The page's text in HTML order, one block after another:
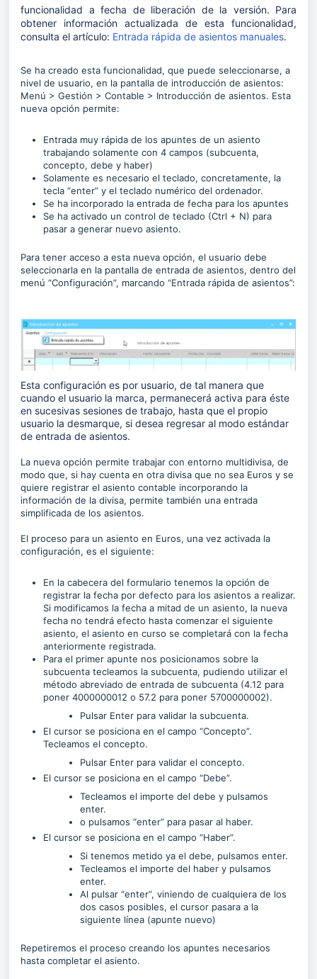
funcionalidad a fecha de liberación de la versión. Para
obtener información actualizada de esta funcionalidad,
consulta el artículo: Entrada rápida de asientos manuales.
Se ha creado esta funcionalidad, que puede seleccionarse, a
nivel de usuario, en la pantalla de introducción de asientos:
Menú > Gestión > Contable > Introducción de asientos. Esta
nueva opción permite:
Entrada muy rápida de los apuntes de un asiento
trabajando solamente con 4 campos (subcuenta,
concepto, debe y haber)
Solamente es necesario el teclado, concretamente, la
tecla “enter” y el teclado numérico del ordenador.
Se ha incorporado la entrada de fecha para los apuntes
Se ha activado un control de teclado (Ctrl + N) para
pasar a generar nuevo asiento.
Para tener acceso a esta nueva opción, el usuario debe
seleccionarla en la pantalla de entrada de asientos, dentro del
menú “Configuración”, marcando “Entrada rápida de asientos”:
Esta configuración es por usuario, de tal manera que
cuando el usuario la marca, permanecerá activa para éste
en sucesivas sesiones de trabajo, hasta que el propio
usuario la desmarque, si desea regresar al modo estándar
de entrada de asientos.
La nueva opción permite trabajar con entorno multidivisa, de
modo que, si hay cuenta en otra divisa que no sea Euros y se
quiere registrar el asiento contable incorporando la
información de la divisa, permite también una entrada
simplificada de los asientos.
El proceso para un asiento en Euros, una vez activada la
configuración, es el siguiente:
En la cabecera del formulario tenemos la opción de
registrar la fecha por defecto para los asientos a realizar.
Si modificamos la fecha a mitad de un asiento, la nueva
fecha no tendrá efecto hasta comenzar el siguiente
asiento, el asiento en curso se completará con la fecha
anteriormente registrada.
Para el primer apunte nos posicionamos sobre la
subcuenta tecleamos la subcuenta, pudiendo utilizar el
método abreviado de entrada de subcuenta (4.12 para
poner 4000000012 o 57.2 para poner 5700000002).
Pulsar Enter para validar la subcuenta.
El cursor se posiciona en el campo “Concepto”.
Tecleamos el concepto.
Pulsar Enter para validar el concepto.
El cursor se posiciona en el campo “Debe”.
Tecleamos el importe del debe y pulsamos
enter.
o pulsamos “enter” para pasar al haber.
El cursor se posiciona en el campo “Haber”.
Si tenemos metido ya el debe, pulsamos enter.
Tecleamos el importe del haber y pulsamos
enter.
Al pulsar “enter”, viniendo de cualquiera de los
dos casos posibles, el cursor pasara a la
siguiente línea (apunte nuevo)
Repetiremos el proceso creando los apuntes necesarios
hasta completar el asiento.